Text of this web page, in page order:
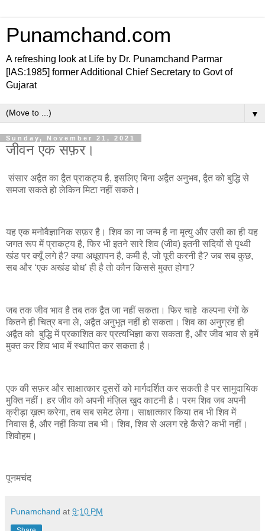
Punamchand.com
A refreshing look at Life by Dr. Punamchand Parmar
[IAS:1985] former Additional Chief Secretary to Govt of
Gujarat
▼
Sunday, November 21, 2021
जीवन एक सफ़र।
संसार अद्वैत का द्वैत प्राकट्य है, इसलिए बिना अद्वैत अनुभव, द्वैत को बुद्धि से
समजा सकते हो लेकिन मिटा नहीं सकते।
यह एक मनोवैज्ञानिक सफ़र है। शिव का ना जन्म है ना मृत्यु और उसी का ही यह
जगत रूप में प्राकट्य है, फिर भी इतने सारे शिव (जीव) इतनी सदियों से पृथ्वी
खंड पर क्यूँ लगे है? क्या अधूरापन है, कमी है, जो पूरी करनी है? जब सब कुछ,
सब और ‘एक अखंड बोध’ ही है तो कौन किससे मुक्त होगा?
जब तक जीव भाव है तब तक द्वैत जा नहीं सकता। फिर चाहे कल्पना रंगों के
कितने ही चित्र बना ले, अद्वैत अनुभूत नहीं हो सकता। शिव का अनुग्रह ही
अद्वैत को बुद्धि में प्रकाशित कर प्रत्यभिज्ञा करा सकता है, और जीव भाव से हमें
मुक्त कर शिव भाव में स्थापित कर सकता है।
एक की सफ़र और साक्षात्कार दूसरों को मार्गदर्शित कर सकती है पर सामुदायिक
मुक्ति नहीं। हर जीव को अपनी मंज़िल खुद काटनी है। परम शिव जब अपनी
क्रीड़ा ख़त्म करेगा, तब सब समेट लेगा। साक्षात्कार किया तब भी शिव में
निवास है, और नहीं किया तब भी। शिव, शिव से अलग रहे कैसे? कभी नहीं।
शिवोहम।
पूनमचंद
Punamchand at 9:10 PM